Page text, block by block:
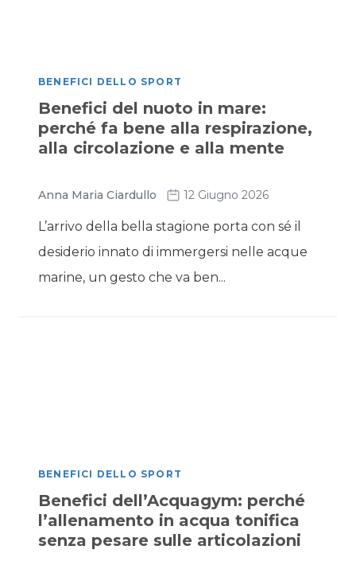
BENEFICI DELLO SPORT
Benefici del nuoto in mare:
perché fa bene alla respirazione,
alla circolazione e alla mente
Anna Maria Ciardullo 12 Giugno 2026
L’arrivo della bella stagione porta con sé il
desiderio innato di immergersi nelle acque
marine, un gesto che va ben...
BENEFICI DELLO SPORT
Benefici dell’Acquagym: perché
l’allenamento in acqua tonifica
senza pesare sulle articolazioni